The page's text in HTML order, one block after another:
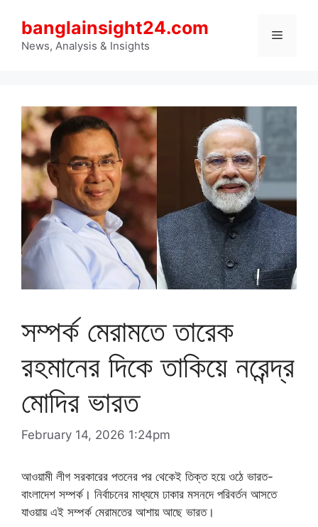
content
banglainsight24.com
News, Analysis & Insights
Menu
সম্পর্ক মেরামতে তারেক
রহমানের দিকে তাকিয়ে নরেন্দ্র
মোদির ভারত
February 14, 2026 1:24pm
আওয়ামী লীগ সরকারের পতনের পর থেকেই তিক্ত হয়ে ওঠে ভারত-
বাংলাদেশ সম্পর্ক। নির্বাচনের মাধ্যমে ঢাকার মসনদে পরিবর্তন আসতে
যাওয়ায় এই সম্পর্ক মেরামতের আশায় আছে ভারত।